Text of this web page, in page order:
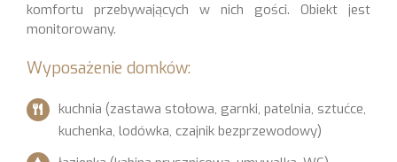
komfortu przebywających w nich gości. Obiekt jest
monitorowany.
Wyposażenie domków:
kuchnia (zastawa stołowa, garnki, patelnia, sztućce,
kuchenka, lodówka, czajnik bezprzewodowy)